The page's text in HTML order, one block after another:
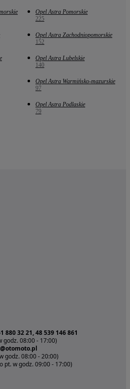
Opel Astra Pomorskie
225
Opel Astra Zachodniopomorskie
152
Opel Astra Lubelskie
140
Opel Astra Warmińsko-mazurskie
97
Opel Astra Podlaskie
79
880 32 21, 48 539 146 861
godz. 08:00 - 17:00)
godz. 08:00 - 20:00)
pt. w godz. 09:00 - 17:00)